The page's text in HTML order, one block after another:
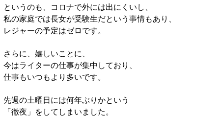
というのも、コロナで外には出にくいし、
私の家庭では長女が受験生だという事情もあり、
レジャーの予定はゼロです。
さらに、嬉しいことに、
今はライターの仕事が集中しており、
仕事もいつもより多いです。
先週の土曜日には何年ぶりかという
「徹夜」をしてしまいました。